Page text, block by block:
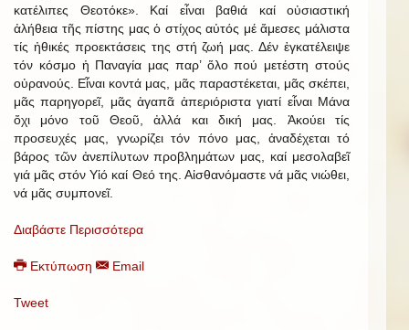
κατέλιπες Θεοτόκε». Καί εἶναι βαθιά καί οὐσιαστική
ἀλήθεια τῆς πίστης μας ὁ στίχος αὐτός μέ ἄμεσες μάλιστα
τίς ἠθικές προεκτάσεις της στή ζωή μας. Δέν ἐγκατέλειψε
τόν κόσμο ἡ Παναγία μας παρ’ ὅλο πού μετέστη στούς
οὐρανούς. Εἶναι κοντά μας, μᾶς παραστέκεται, μᾶς σκέπει,
μᾶς παρηγορεῖ, μᾶς ἀγαπᾶ ἀπεριόριστα γιατί εἶναι Μάνα
ὄχι μόνο τοῦ Θεοῦ, ἀλλά και δική μας. Ἀκούει τίς
προσευχές μας, γνωρίζει τόν πόνο μας, ἀναδέχεται τό
βάρος τῶν ἀνεπίλυτων προβλημάτων μας, καί μεσολαβεῖ
γιά μᾶς στόν Υἱό καί Θεό της. Αἰσθανόμαστε νά μᾶς νιώθει,
νά μᾶς συμπονεῖ.
Διαβάστε Περισσότερα
Εκτύπωση Email
Tweet